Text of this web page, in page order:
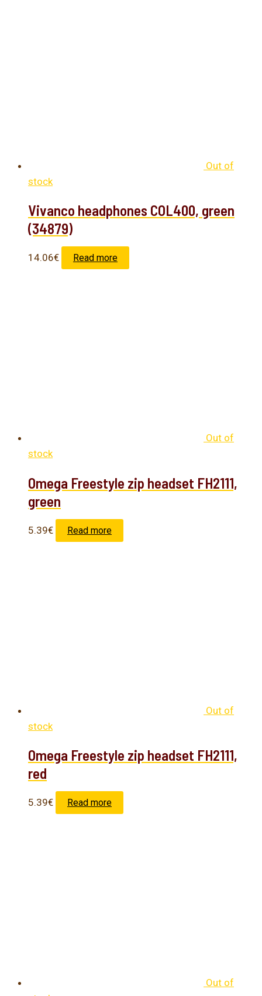
Out of
stock
Vivanco headphones COL400, green
(34879)
14.06€ Read more
Out of
stock
Omega Freestyle zip headset FH2111,
green
5.39€ Read more
Out of
stock
Omega Freestyle zip headset FH2111,
red
5.39€ Read more
Out of